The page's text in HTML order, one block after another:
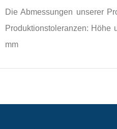
Die Abmessungen unserer
Produktionstoleranzen: Höhe
mm